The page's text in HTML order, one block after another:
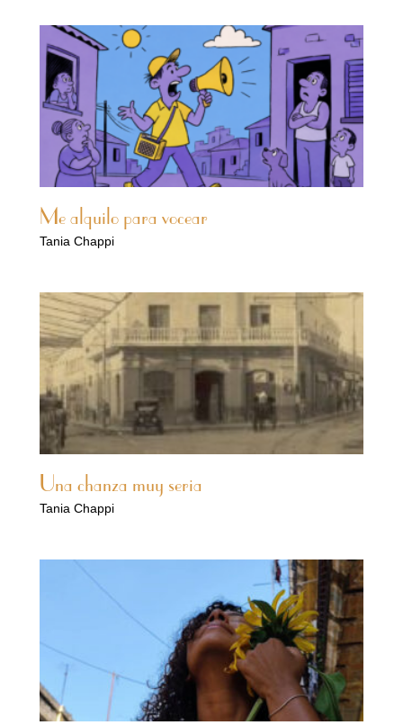
Me alquilo para vocear
Tania Chappi
Una chanza muy seria
Tania Chappi